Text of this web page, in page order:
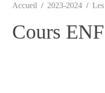
Accueil 2023-2024
Cours